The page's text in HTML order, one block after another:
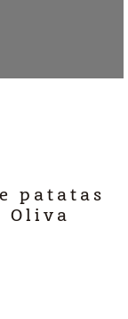
patatas
Oliva